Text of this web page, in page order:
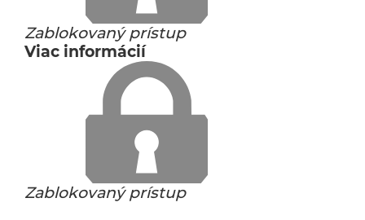
Zablokovaný prístup
Viac informácií
Zablokovaný prístup